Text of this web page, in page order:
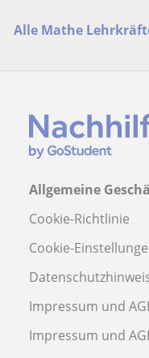
Alle Mathe
Allgemeine
Cookie-Richtlinie
Cookie-
Impressum und
Impressum und